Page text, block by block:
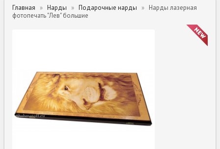
Главная Нарды Подарочные нарды
Нарды лазерная
фотопечать "Лев" большие